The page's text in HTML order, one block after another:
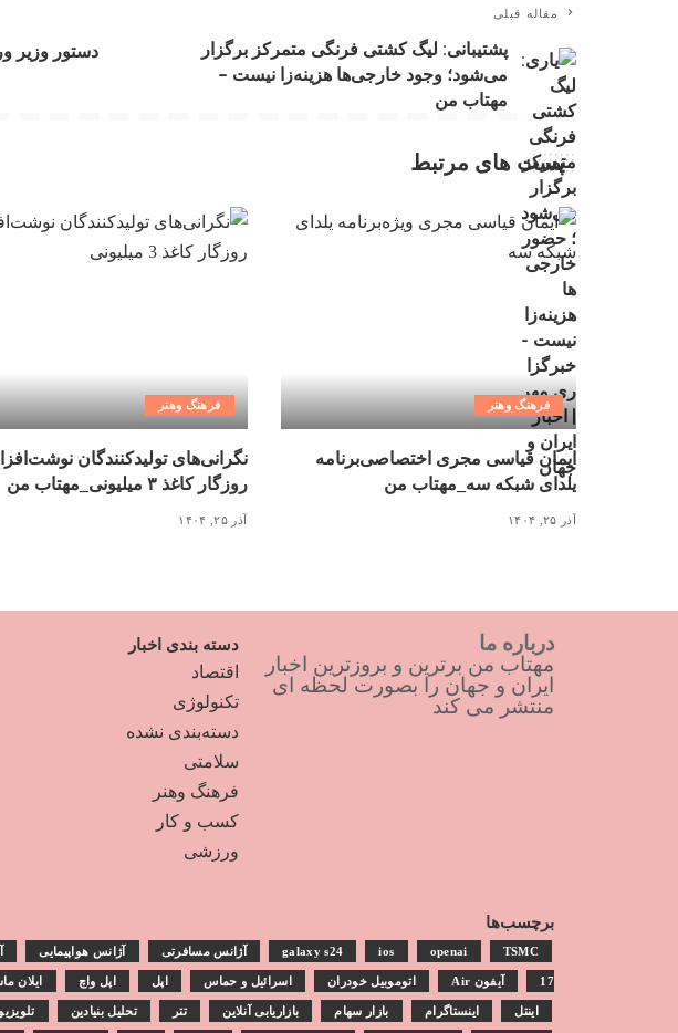
مقاله قبلی
پشتیبانی: لیگ کشتی فرنگی متمرکز برگزار
می‌شود؛ وجود خارجی‌ها هزینه‌زا نیست –
مهتاب من
دستور وزیر
پست های مرتبط
فرهنگ وهنر
ایمان قیاسی مجری اختصاصی‌برنامه
یلدای شبکه سه_مهتاب من
آذر ۲۵, ۱۴۰۴
فرهنگ وهنر
نگرانی‌های تولیدکنندگان
روزگار کاغذ ۳ میلیونی_مهتاب من
آذر ۲۵, ۱۴۰۴
درباره ما
مهتاب من برترین و بروزترین اخبار
ایران و جهان را بصورت لحظه ای
منتشر می کند
دسته بندی اخبار
اقتصاد
تکنولوژی
دسته‌بندی نشده
سلامتی
فرهنگ وهنر
کسب و کار
ورزشی
برچسب‌ها
galaxy s24 ios openai TSMC آژانس مسافرتی آژانس هواپیمایی
17 آیفون Air اتوموبیل خودران اسرائیل و حماس اپل اپل واچ ایلان
اینتل اینستاگرام بازار سهام بازاریابی آنلاین تتر تحلیل بنیادین